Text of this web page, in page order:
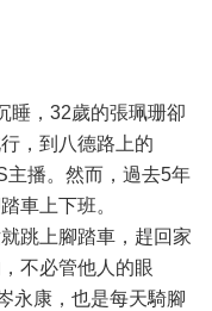
睡，32歲的張珮珊卻
，到八德路上的
播。然而，過去5年
車上下班。
跳上腳踏車，趕回家
不必管他人的眼
永康，也是每天騎腳